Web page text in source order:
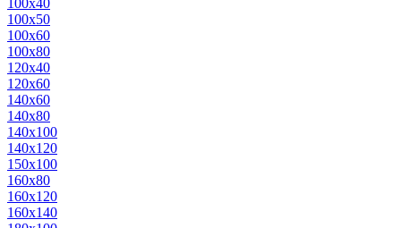
100х40
100х50
100х60
100х80
120х40
120х60
140х60
140х80
140х100
140х120
150х100
160х80
160х120
160х140